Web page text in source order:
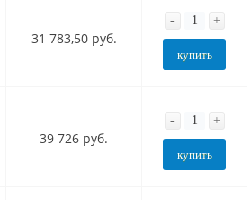
31 783,50 руб.
- +
купить
39 726 руб.
- +
купить